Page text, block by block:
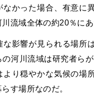
なかった場合、有意に
流域全体の約20％に
な影響が見られる場
の河川流域は研究者ら
より穏やかな気候の場
す場所なのだ。